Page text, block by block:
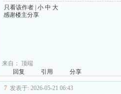
只看该作者 小 中 大
感谢楼主分享
来自： 顶端
回复
引用 分享
7 发表于: 2026-05-21 06:43